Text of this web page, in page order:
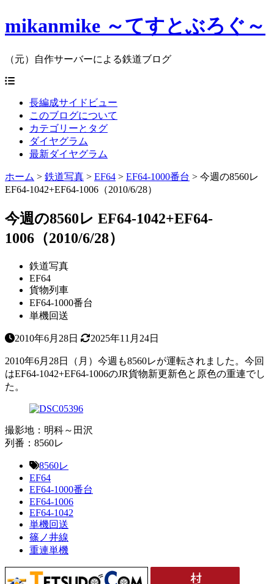
mikanmike ～てすとぶろぐ～
（元）自作サーバーによる鉄道ブログ
長編成サイドビュー
このブログについて
カテゴリーとタグ
ダイヤグラム
最新ダイヤグラム
ホーム > 鉄道写真 > EF64 > EF64-1000番台 > 今週の8560レ
EF64-1042+EF64-1006（2010/6/28）
今週の8560レ EF64-1042+EF64-
1006（2010/6/28）
鉄道写真
EF64
貨物列車
EF64-1000番台
単機回送
2010年6月28日 2025年11月24日
2010年6月28日（月）今週も8560レが運転されました。今回
はEF64-1042+EF64-1006のJR貨物新更新色と原色の重連でし
た。
撮影地：明科～田沢
列番：8560レ
8560レ
EF64
EF64-1000番台
EF64-1006
EF64-1042
単機回送
篠ノ井線
重連単機